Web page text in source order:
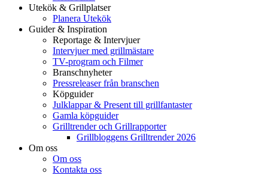
Utekök & Grillplatser
Planera Utekök
Guider & Inspiration
Reportage & Intervjuer
Intervjuer med grillmästare
TV-program och Filmer
Branschnyheter
Pressreleaser från branschen
Köpguider
Julklappar & Present till grillfantaster
Gamla köpguider
Grilltrender och Grillrapporter
Grillbloggens Grilltrender 2026
Om oss
Om oss
Kontakta oss